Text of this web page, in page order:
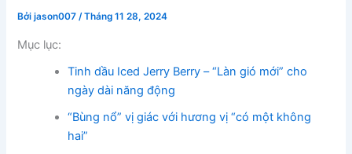
Bởijason007/Tháng 11 28, 2024
Mục lục:
Tinh dầu Iced Jerry Berry – “Làn gió mới” cho
ngày dài năng động
“Bùng nổ” vị giác với hương vị “có một không
hai”